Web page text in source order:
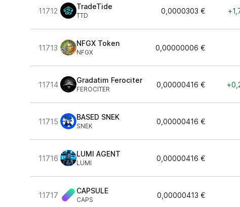
11712
TradeTide
TTD
0,0000303 €
11713
NFGX Token
NFGX
0,00000006 €
11714
Gradatim Ferociter
FEROCITER
0,00000416 €
11715
BASED SNEK
SNEK
0,00000416 €
11716
LUMI AGENT
LUMI
0,00000416 €
11717
CAPSULE
CAPS
0,00000413 €